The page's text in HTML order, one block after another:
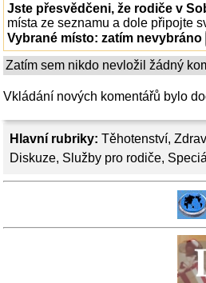
Hlavní rubriky: Těhotenství,
Diskuze, Služby pro rodiče,
Jste přesvědčeni, že rodiče v
místa ze seznamu a dole připojte
Vybrané místo: zatím nevybráno
Zatím sem nikdo nevložil žádný
Vkládání nových komentářů bylo